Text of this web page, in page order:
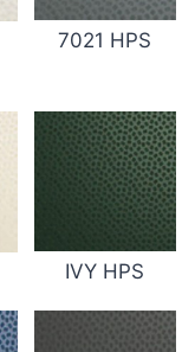
7021 HPS
IVY HPS